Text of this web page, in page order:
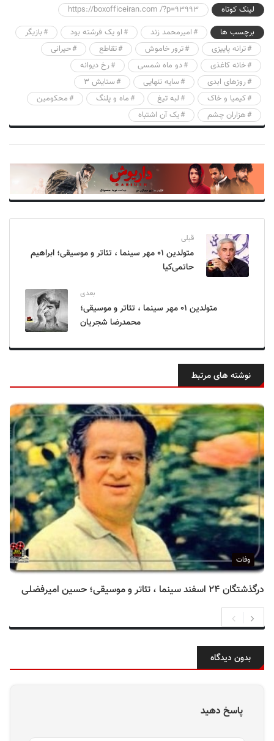
لینک کوتاه
https://boxofficeiran.com /?p=93993
برچسب ها
امیرمحمد زند او یک فرشته بود
بازیگر
ترانه پاییزی
ترور خاموش تقاطع
حیرانی
خانه کاغذی
دو ماه شمسی
رخ دیوانه
روزهای ابدی
سایه تنهایی
ستایش 3
کیمیا و خاک
لبه تیغ ماه و پلنگ
محکومین
هزاران چشم
یک آن اشتباه
قبلی
متولدین ۰۱ مهر سینما ، تئاتر و موسیقی؛ ابراهیم
حاتمی‌کیا
بعدی
متولدین ۰۱ مهر سینما ، تئاتر و موسیقی؛
محمدرضا شجریان
نوشته های مرتبط
وفات
درگذشتگان ۲۴ اسفند سینما ، تئاتر و موسیقی؛ حسین امیرفضلی
بدون دیدگاه
پاسخ دهید